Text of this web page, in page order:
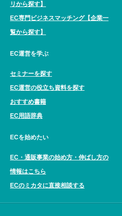
リから探す】
EC専門ビジネスマッチング【企業一
覧から探す】
EC運営を学ぶ
セミナーを探す
EC運営の役立ち資料を探す
おすすめ書籍
EC用語辞典
ECを始めたい
EC・通販事業の始め方・伸ばし方の
情報はこちら
ECのミカタに直接相談する